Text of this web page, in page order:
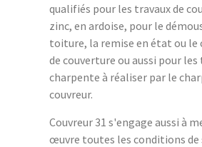
qualifiés pour les travaux de
zinc, en ardoise, pour le
toiture, la remise en état ou le
de couverture ou aussi pour les
charpente à réaliser par le
couvreur.
Couvreur 31 s'engage aussi à
œuvre toutes les conditions de